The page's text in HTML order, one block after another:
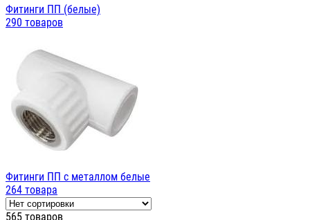
Фитинги ПП (белые)
290 товаров
Фитинги ПП с металлом белые
264 товара
565 товаров